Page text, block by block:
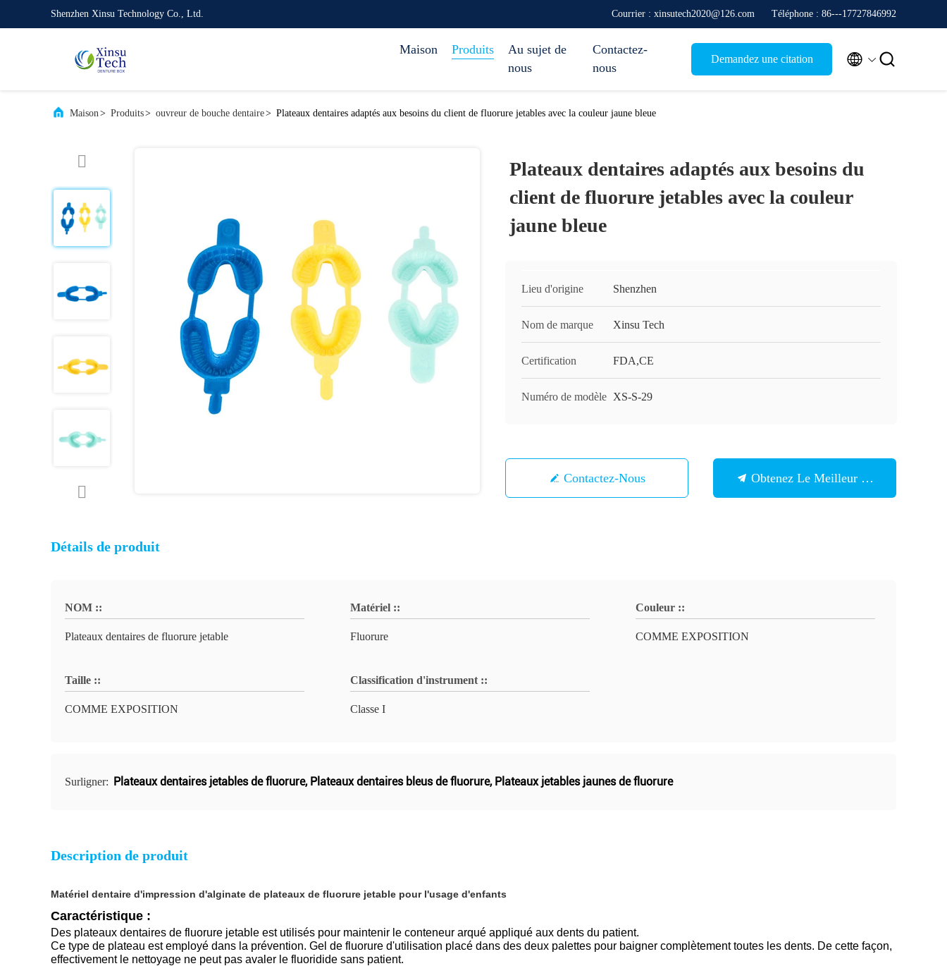
Shenzhen Xinsu Technology Co., Ltd. Courrier : xinsutech2020@126.com Téléphone : 86---17727846992
Maison Produits
Au sujet de
nous
Contactez-
nous
Demandez une citation  
Maison> Produits> ouvreur de bouche dentaire> Plateaux dentaires adaptés aux besoins du client de fluorure jetables avec la couleur jaune bleue
Plateaux dentaires adaptés aux besoins du
client de fluorure jetables avec la couleur
jaune bleue
Lieu d'origine Shenzhen
Nom de marque Xinsu Tech
Certification FDA,CE
Numéro de modèle XS-S-29
Contactez-Nous Obtenez Le Meilleur Prix
Détails de produit
NOM ::
Plateaux dentaires de fluorure jetable
Matériel ::
Fluorure
Couleur ::
COMME EXPOSITION
Taille ::
COMME EXPOSITION
Classification d'instrument ::
Classe I
Surligner: Plateaux dentaires jetables de fluorure, Plateaux dentaires bleus de fluorure, Plateaux jetables jaunes de fluorure
Description de produit
Matériel dentaire d'impression d'alginate de plateaux de fluorure jetable pour l'usage d'enfants
Caractéristique :
Des plateaux dentaires de fluorure jetable est utilisés pour maintenir le conteneur arqué appliqué aux dents du patient.
Ce type de plateau est employé dans la prévention. Gel de fluorure d'utilisation placé dans des deux palettes pour baigner complètement toutes les dents. De cette façon,
effectivement le nettoyage ne peut pas avaler le fluoridide sans patient.